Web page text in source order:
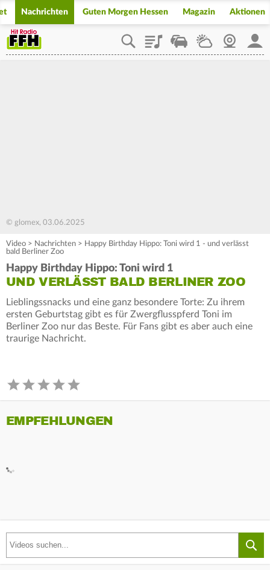
Nachrichten Guten Morgen Hessen Magazin Aktionen
PlaylistStaupilotWetterWebcam
© glomex, 03.06.2025
Video > Nachrichten > Happy Birthday Hippo: Toni wird 1 - und verlässt
bald Berliner Zoo
Happy Birthday Hippo: Toni wird 1
UND VERLÄSST BALD BERLINER ZOO
Lieblingssnacks und eine ganz besondere Torte: Zu ihrem
ersten Geburtstag gibt es für Zwergflusspferd Toni im
Berliner Zoo nur das Beste. Für Fans gibt es aber auch eine
traurige Nachricht.
EMPFEHLUNGEN